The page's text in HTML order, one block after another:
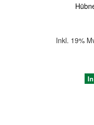
Inkl. 19%